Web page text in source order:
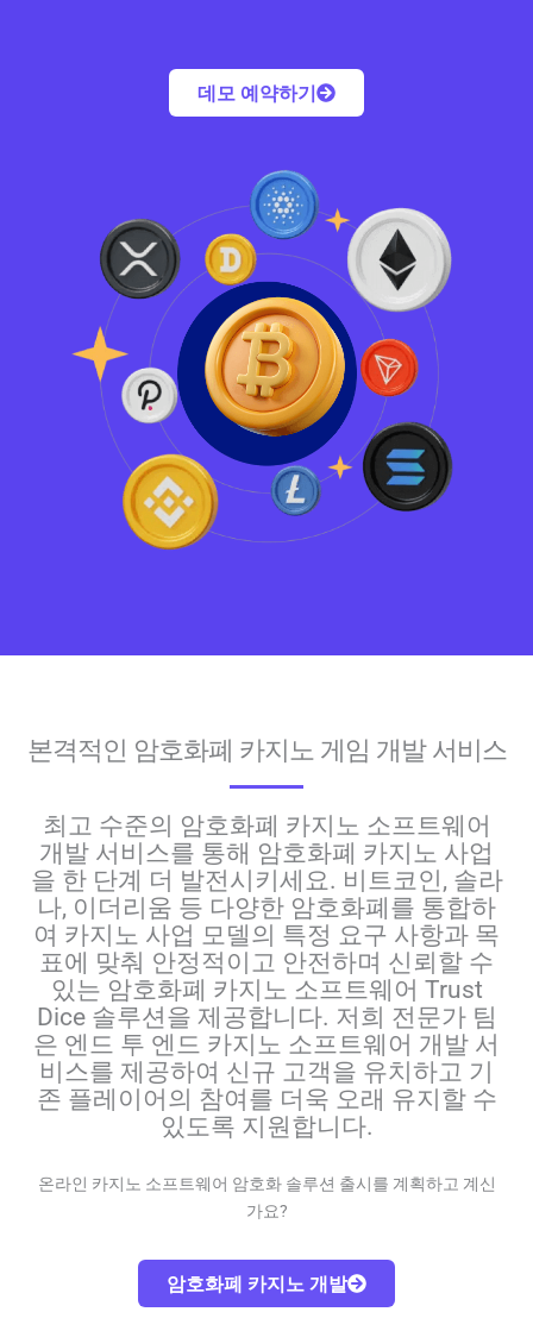
데모 예약하기
본격적인 암호화폐 카지노 게임 개발 서비스
최고 수준의 암호화폐 카지노 소프트웨어
개발 서비스를 통해 암호화폐 카지노 사업
을 한 단계 더 발전시키세요. 비트코인, 솔라
나, 이더리움 등 다양한 암호화폐를 통합하
여 카지노 사업 모델의 특정 요구 사항과 목
표에 맞춰 안정적이고 안전하며 신뢰할 수
있는 암호화폐 카지노 소프트웨어 Trust
Dice 솔루션을 제공합니다. 저희 전문가 팀
은 엔드 투 엔드 카지노 소프트웨어 개발 서
비스를 제공하여 신규 고객을 유치하고 기
존 플레이어의 참여를 더욱 오래 유지할 수
있도록 지원합니다.
온라인 카지노 소프트웨어 암호화 솔루션 출시를 계획하고 계신
가요?
암호화폐 카지노 개발